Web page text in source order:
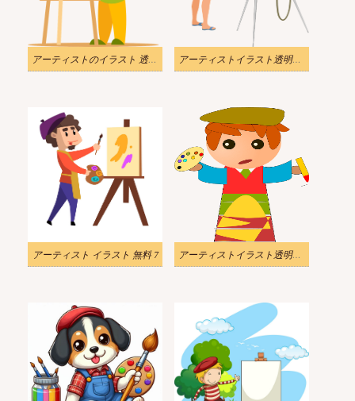
アーティストのイラスト 透明 2 アーティストイラスト透明無料 2
アーティスト イラスト 無料 7 アーティストイラスト透明無料